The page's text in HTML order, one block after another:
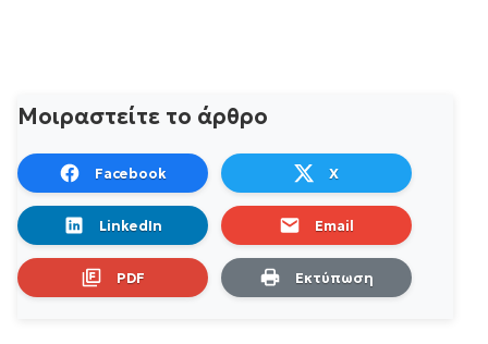
Μοιραστείτε το άρθρο
Facebook X
LinkedIn Email
PDF Εκτύπωση